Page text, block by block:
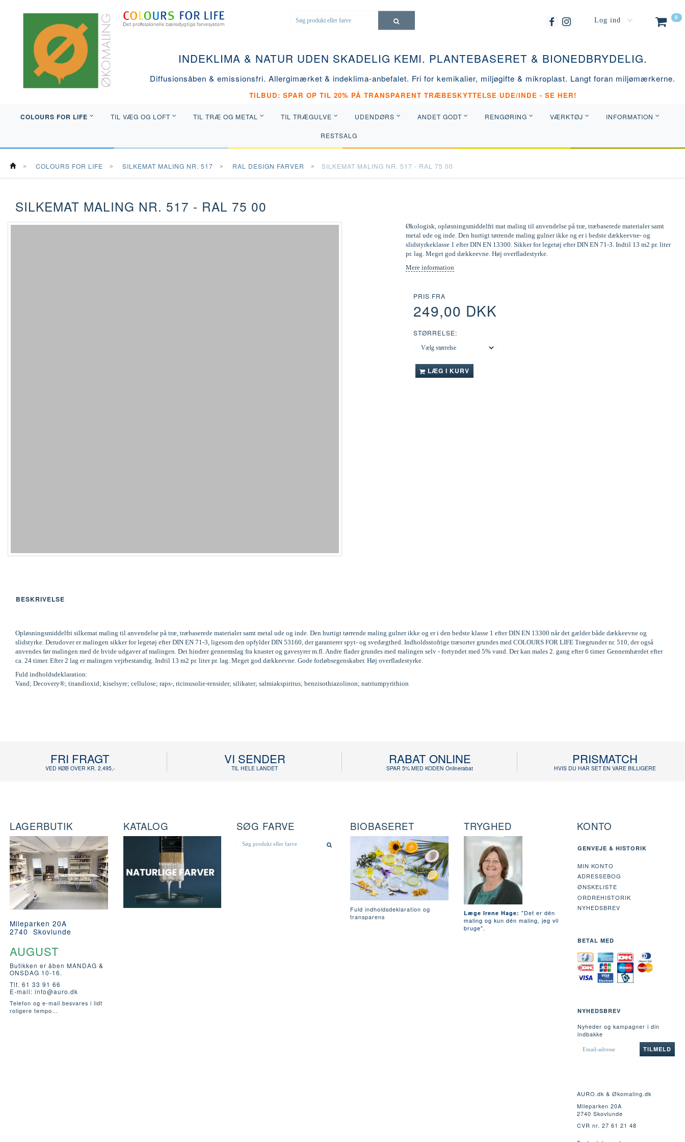
0
Log ind
INDEKLIMA & NATUR UDEN SKADELIG KEMI. PLANTEBASERET & BIONEDBRYDELIG.
Diffusionsåben & emissionsfri. Allergimærket & indeklima-anbefalet. Fri for kemikalier, miljøgifte & mikroplast. Langt foran miljømærkerne.
TILBUD: SPAR OP TIL 20% PÅ TRANSPARENT TRÆBESKYTTELSE UDE/INDE - SE HER!
COLOURS FOR LIFE TIL VÆG OG LOFT TIL TRÆ OG METAL TIL TRÆGULVE UDENDØRS ANDET GODT RENGØRING VÆRKTØJ INFORMATION
RESTSALG
COLOURS FOR LIFE SILKEMAT MALING NR. 517 RAL DESIGN FARVER SILKEMAT MALING NR. 517 - RAL 75 00
SILKEMAT MALING NR. 517 - RAL 75 00
Økologisk, opløsningsmiddelfri mat maling til anvendelse på træ, træbaserede materialer samt
metal ude og inde. Den hurtigt tørrende maling gulner ikke og er i bedste dækkeevne- og
slidstyrkeklasse 1 efter DIN EN 13300. Sikker for legetøj efter DIN EN 71-3. Indtil 13 m2 pr. liter
pr. lag. Meget god dækkeevne. Høj overfladestyrke.
Mere information
PRIS FRA
249,00 DKK
STØRRELSE:
LÆG I KURV
BESKRIVELSE
Opløsningsmiddelfri silkemat maling til anvendelse på træ, træbaserede materialer samt metal ude og inde. Den hurtigt tørrende maling gulner ikke og er i den bedste klasse 1 efter DIN EN 13300 når det gælder både dækkeevne og
slidstyrke. Derudover er malingen sikker for legetøj efter DIN EN 71-3, ligesom den opfylder DIN 53160, der garanterer spyt- og svedægthed. Indholdsstofrige træsorter grundes med COLOURS FOR LIFE Trægrunder nr. 510, der også
anvendes før malingen med de hvide udgaver af malingen. Det hindrer gennemslag fra knaster og gavesyrer m.fl. Andre flader grundes med malingen selv - fortyndet med 5% vand. Der kan males 2. gang efter 6 timer. Gennemhærdet efter
ca. 24 timer. Efter 2 lag er malingen vejrbestandig. Indtil 13 m2 pr. liter pr. lag. Meget god dækkeevne. Gode forløbsegenskaber. Høj overfladestyrke.
Fuld indholdsdeklaration:
Vand; Decovery®; titandioxid; kiselsyre; cellulose; raps-, ricinusolie-tensider; silikater; salmiakspiritus; benzisothiazolinon; natriumpyrithion
FRI FRAGT
VED KØB OVER KR. 2.495,-
VI SENDER
TIL HELE LANDET
RABAT ONLINE
SPAR 5% MED KODEN Onlinerabat
PRISMATCH
HVIS DU HAR SET EN VARE BILLIGERE
LAGERBUTIK
Mileparken 20A
2740 Skovlunde
AUGUST
Butikken er åben MANDAG &
ONSDAG 10-16.
Tlf. 61 33 91 66
E-mail: info@auro.dk
Telefon og e-mail besvares i lidt
roligere tempo...
KATALOG SØG FARVE BIOBASERET
Fuld indholdsdeklaration og
transparens
TRYGHED
Læge Irene Hage: "Det er dén
maling og kun dén maling, jeg vil
bruge".
KONTO
GENVEJE & HISTORIK
MIN KONTO
ADRESSEBOG
ØNSKELISTE
ORDREHISTORIK
NYHEDSBREV
BETAL MED
NYHEDSBREV
Nyheder og kampagner i din
indbakke
EMAIL-
ADRESSE
TILMELD
AURO.dk & Økomaling.dk
Mileparken 20A
2740 Skovlunde
CVR nr. 27 61 21 48